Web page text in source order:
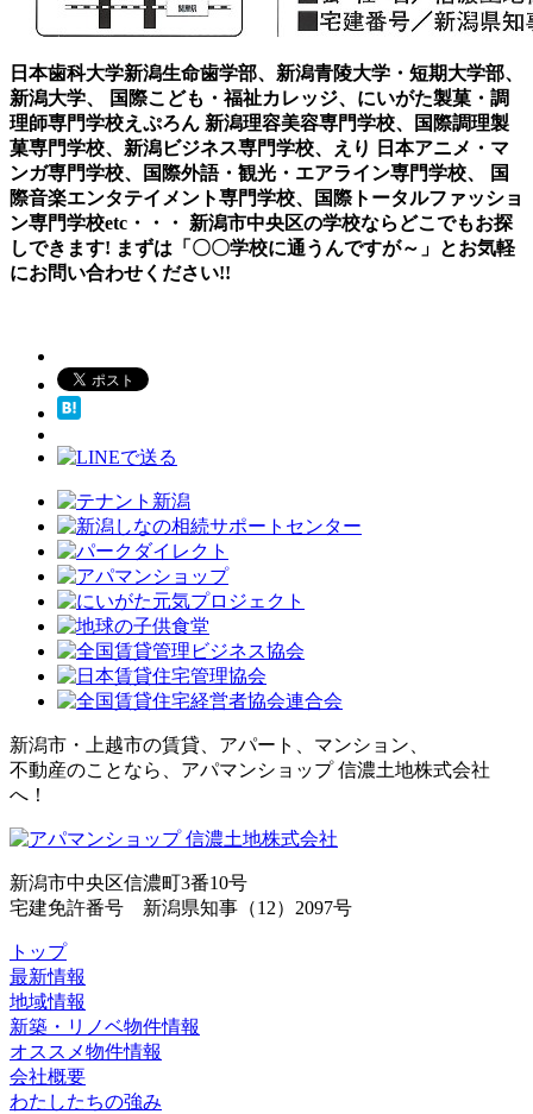
日本歯科大学新潟生命歯学部、新潟青陵大学・短期大学部、
新潟大学、 国際こども・福祉カレッジ、にいがた製菓・調
理師専門学校えぷろん 新潟理容美容専門学校、国際調理製
菓専門学校、新潟ビジネス専門学校、えり 日本アニメ・マ
ンガ専門学校、国際外語・観光・エアライン専門学校、 国
際音楽エンタテイメント専門学校、国際トータルファッショ
ン専門学校etc・・・ 新潟市中央区の学校ならどこでもお探
しできます! まずは「〇〇学校に通うんですが～」とお気軽
にお問い合わせください!!
新潟市・上越市の賃貸、アパート、マンション、
不動産のことなら、アパマンショップ 信濃土地株式会社
へ！
新潟市中央区信濃町3番10号
宅建免許番号 新潟県知事（12）2097号
トップ
最新情報
地域情報
新築・リノベ物件情報
オススメ物件情報
会社概要
わたしたちの強み